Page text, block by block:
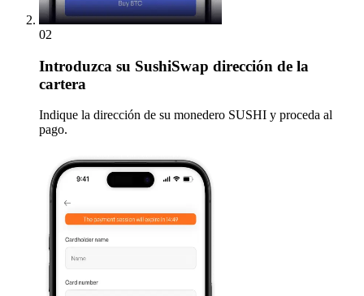
02
Introduzca su SushiSwap dirección de la
cartera
Indique la dirección de su monedero SUSHI y proceda al
pago.